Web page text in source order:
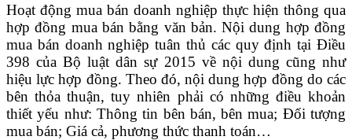
Hoạt động mua bán doanh nghiệp thực hiện thông qua
hợp đồng mua bán bằng văn bản. Nội dung hợp đồng
mua bán doanh nghiệp tuân thủ các quy định tại Điều
398 của Bộ luật dân sự 2015 về nội dung cũng như
hiệu lực hợp đồng. Theo đó, nội dung hợp đồng do các
bên thỏa thuận, tuy nhiên phải có những điều khoản
thiết yếu như: Thông tin bên bán, bên mua; Đối tượng
mua bán; Giá cả, phương thức thanh toán…